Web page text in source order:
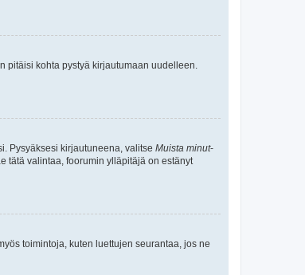
pitäisi kohta pystyä kirjautumaan uudelleen.
Pysyäksesi kirjautuneena, valitse Muista minut-
tätä valintaa, foorumin ylläpitäjä on estänyt
toimintoja, kuten luettujen seurantaa, jos ne